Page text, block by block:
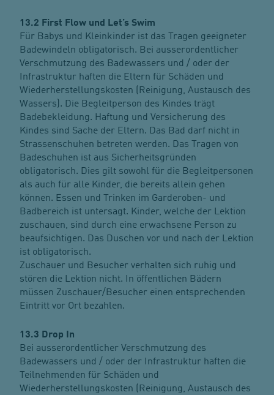
13.2 First Flow und Let’s Swim
Für Babys und Kleinkinder ist das Tragen geeigneter
Badewindeln obligatorisch. Bei ausserordentlicher
Verschmutzung des Badewassers und / oder der
Infrastruktur haften die Eltern für Schäden und
Wiederherstellungskosten (Reinigung, Austausch des
Wassers). Die Begleitperson des Kindes trägt
Badebekleidung. Haftung und Versicherung des
Kindes sind Sache der Eltern. Das Bad darf nicht in
Strassenschuhen betreten werden. Das Tragen von
Badeschuhen ist aus Sicherheitsgründen
obligatorisch. Dies gilt sowohl für die Begleitpersonen
als auch für alle Kinder, die bereits allein gehen
können. Essen und Trinken im Garderoben- und
Badbereich ist untersagt. Kinder, welche der Lektion
zuschauen, sind durch eine erwachsene Person zu
beaufsichtigen. Das Duschen vor und nach der Lektion
ist obligatorisch.
Zuschauer und Besucher verhalten sich ruhig und
stören die Lektion nicht. In öffentlichen Bädern
müssen Zuschauer/Besucher einen entsprechenden
Eintritt vor Ort bezahlen.
13.3 Drop In
Bei ausserordentlicher Verschmutzung des
Badewassers und / oder der Infrastruktur haften die
Teilnehmenden für Schäden und
Wiederherstellungskosten (Reinigung, Austausch des